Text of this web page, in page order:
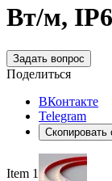
Вт/м,
Задать вопрос
Поделиться
ВКонтакте
Telegram
Скопировать
Item 1 of 4